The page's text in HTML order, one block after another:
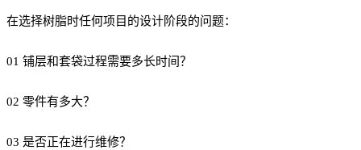
在选择树脂时任何项目的设计阶段的问题：
01 铺层和套袋过程需要多长时间？
02 零件有多大？
03 是否正在进行维修？